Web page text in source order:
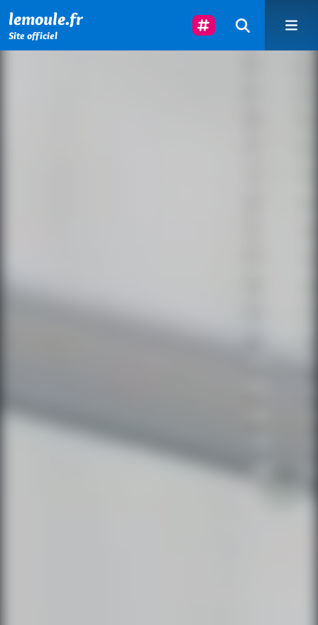
lemoule.fr
Site officiel
Suivez-Nous